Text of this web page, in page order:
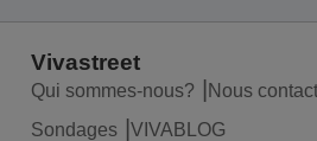
Vivastreet
Qui sommes-nous? Nous
Sondages
VIVABLOG